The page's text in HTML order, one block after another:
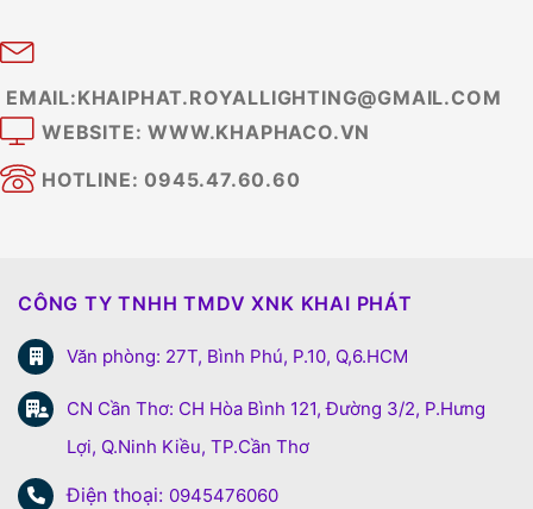
EMAIL:KHAIPHAT.ROYALLIGHTING@GMAIL.COM
WEBSITE: WWW.KHAPHACO.VN
HOTLINE: 0945.47.60.60
CÔNG TY TNHH TMDV XNK KHAI PHÁT
Văn phòng: 27T, Bình Phú, P.10, Q,6.HCM
CN Cần Thơ: CH Hòa Bình 121, Đường 3/2, P.Hưng
Lợi, Q.Ninh Kiều, TP.Cần Thơ
Điện thoại: 0945476060